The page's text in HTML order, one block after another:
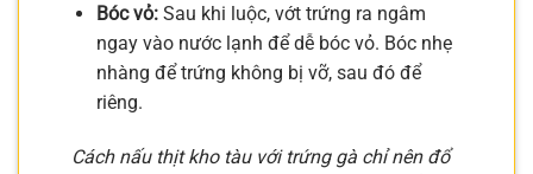
Bóc vỏ:Sau khi luộc, vớt trứng ra ngâm
ngay vào nước lạnh để dễ bóc vỏ. Bóc nhẹ
nhàng để trứng không bị vỡ, sau đó để
riêng.
Cách nấu thịt kho tàu với trứng gà chỉ nên đổ